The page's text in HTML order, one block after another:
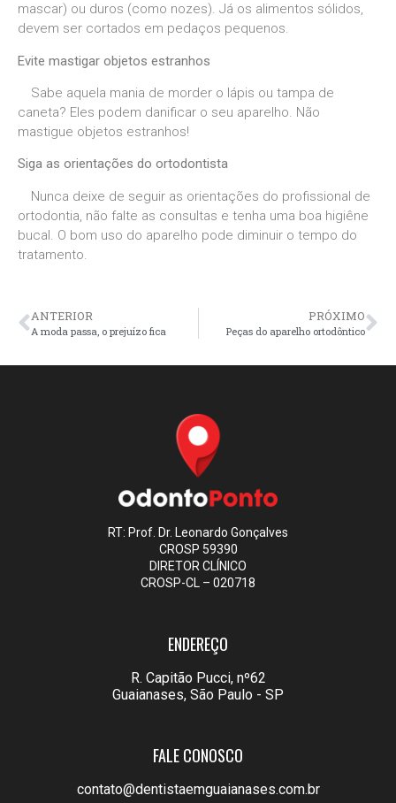
mascar) ou duros (como nozes). Já os alimentos sólidos,
devem ser cortados em pedaços pequenos.
Evite mastigar objetos estranhos
Sabe aquela mania de morder o lápis ou tampa de
caneta? Eles podem danificar o seu aparelho. Não
mastigue objetos estranhos!
Siga as orientações do ortodontista
Nunca deixe de seguir as orientações do profissional de
ortodontia, não falte as consultas e tenha uma boa higiêne
bucal. O bom uso do aparelho pode diminuir o tempo do
tratamento.
ANTERIOR
A moda passa, o prejuízo fica
PRÓXIMO
Peças do aparelho ortodôntico
RT: Prof. Dr. Leonardo Gonçalves
CROSP 59390
DIRETOR CLÍNICO
CROSP-CL – 020718
ENDEREÇO
R. Capitão Pucci, nº62
Guaianases, São Paulo - SP
FALE CONOSCO
contato@dentistaemguaianases.com.br